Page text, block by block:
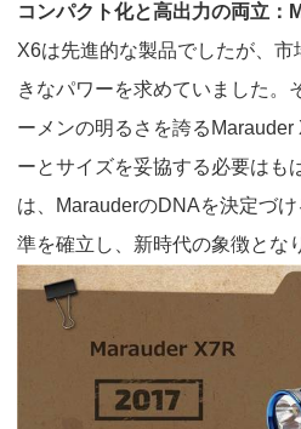
コンパクト化と高出力の両立：
X6は先進的な製品でしたが、
きなパワーを求めていました。
ーメンの明るさを誇る Marauder
ーとサイズを妥協する必要はも
は、 MarauderのDNAを決定づ
準を確立し、新時代の象徴とな